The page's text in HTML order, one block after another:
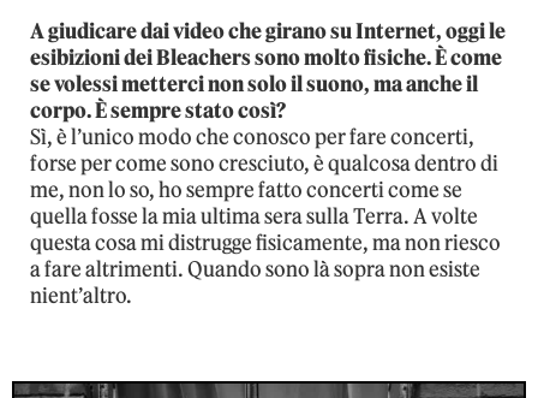
A giudicare dai video che girano su Internet, oggi le
esibizioni dei Bleachers sono molto fisiche. È come
se volessi metterci non solo il suono, ma anche il
corpo. È sempre stato così?
Sì, è l’unico modo che conosco per fare concerti,
forse per come sono cresciuto, è qualcosa dentro di
me, non lo so, ho sempre fatto concerti come se
quella fosse la mia ultima sera sulla Terra. A volte
questa cosa mi distrugge fisicamente, ma non riesco
a fare altrimenti. Quando sono là sopra non esiste
nient’altro.